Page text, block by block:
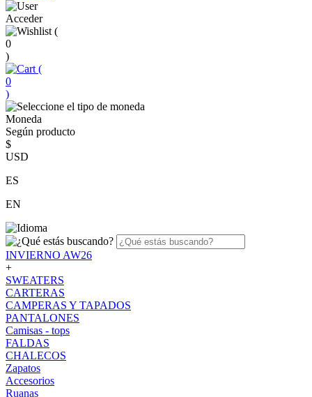
Acceder
(
0
)
(
0
)
Moneda
Según producto
$
USD
ES
EN
INVIERNO AW26
+
SWEATERS
CARTERAS
CAMPERAS Y TAPADOS
PANTALONES
Camisas - tops
FALDAS
CHALECOS
Zapatos
Accesorios
Ruanas